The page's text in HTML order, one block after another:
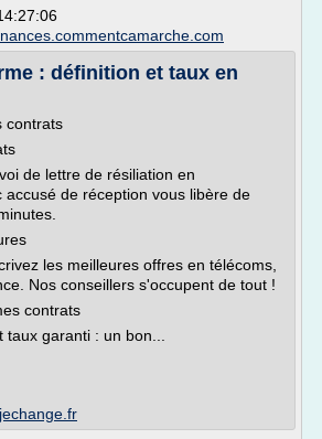
: définition et taux en
contrats
de lettre de résiliation en
accusé de réception vous libère de
les meilleures offres en télécoms,
Nos conseillers s'occupent de tout !
contrats
garanti : un bon...